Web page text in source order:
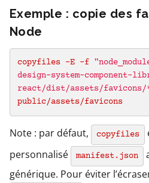
Exemple : copie des
Node
copyfiles -E -f
design-system-component-
react/dist/assets/
public/assets/favicons
Note : par défaut, copyfiles
personnalisé
manifest.json
générique. Pour éviter